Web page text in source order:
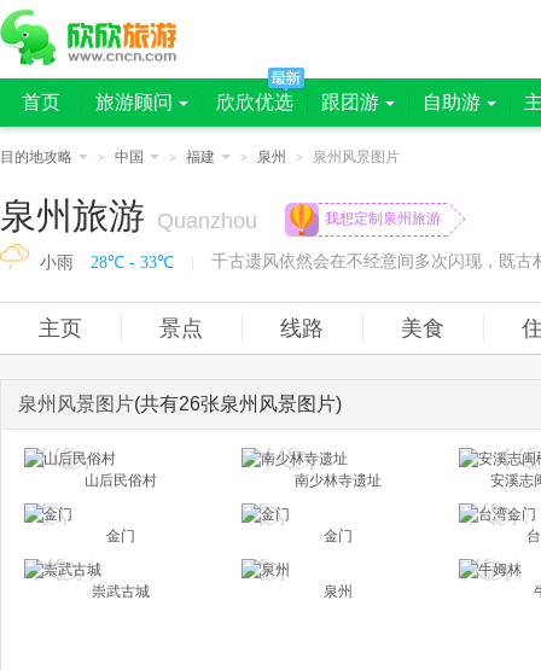
首页 旅游顾问 欣欣优选 跟团游 自助游
目的地攻略 > 中国 > 福建 > 泉州 > 泉州风景图片
泉州旅游 Quanzhou 我想定制泉州旅游
小雨 28℃ - 33℃
主页 景点 线路 美食
泉州风景图片(共有26张泉州风景图片)
山后民俗村 南少林寺遗址 安溪志
金门 金门
崇武古城 泉州